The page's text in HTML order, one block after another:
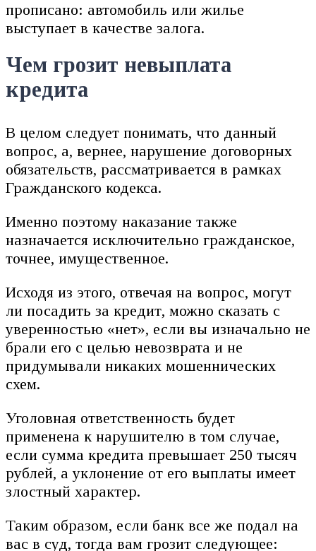
прописано: автомобиль или жилье
выступает в качестве залога.
Чем грозит невыплата
кредита
В целом следует понимать, что данный
вопрос, а, вернее, нарушение договорных
обязательств, рассматривается в рамках
Гражданского кодекса.
Именно поэтому наказание также
назначается исключительно гражданское,
точнее, имущественное.
Исходя из этого, отвечая на вопрос, могут
ли посадить за кредит, можно сказать с
уверенностью «нет», если вы изначально не
брали его с целью невозврата и не
придумывали никаких мошеннических
схем.
Уголовная ответственность будет
применена к нарушителю в том случае,
если сумма кредита превышает 250 тысяч
рублей, а уклонение от его выплаты имеет
злостный характер.
Таким образом, если банк все же подал на
вас в суд, тогда вам грозит следующее: